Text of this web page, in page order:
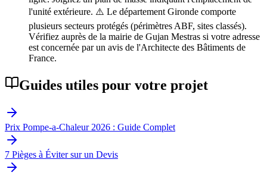
l'unité extérieure. ⚠️ Le département Gironde comporte
plusieurs secteurs protégés (périmètres ABF, sites classés).
Vérifiez auprès de la mairie de Gujan Mestras si votre adresse
est concernée par un avis de l'Architecte des Bâtiments de
France.
Guides utiles pour votre projet
Prix Pompe-a-Chaleur 2026 : Guide Complet
7 Pièges à Éviter sur un Devis